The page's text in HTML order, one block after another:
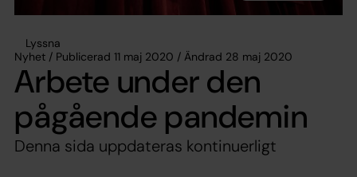
Lyssna
Nyhet / Publicerad 11 maj 2020 / Ändrad 28 maj 2020
Arbete under den
pågående pandemin
Denna sida uppdateras kontinuerligt